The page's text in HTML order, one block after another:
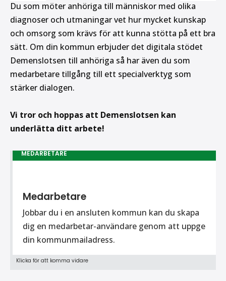
Du som möter anhöriga till människor med olika
diagnoser och utmaningar vet hur mycket kunskap
och omsorg som krävs för att kunna stötta på ett bra
sätt. Om din kommun erbjuder det digitala stödet
Demenslotsen till anhöriga så har även du som
medarbetare tillgång till ett specialverktyg som
stärker dialogen.
Vi tror och hoppas att Demenslotsen kan
underlätta ditt arbete!
MEDARBETARE
Medarbetare
Jobbar du i en ansluten kommun kan du skapa
dig en medarbetar-användare genom att uppge
din kommunmailadress.
Klicka för att komma vidare